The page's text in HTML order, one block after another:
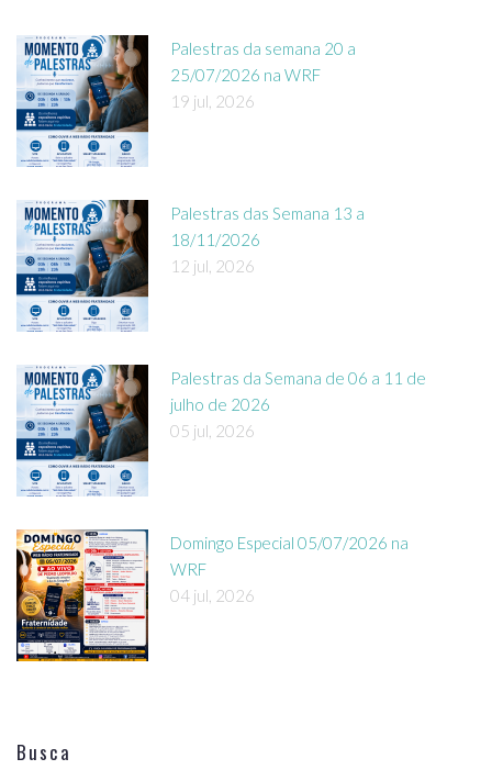
Palestras da semana 20 a
25/07/2026 na WRF
19 jul, 2026
Palestras das Semana 13 a
18/11/2026
12 jul, 2026
Palestras da Semana de 06 a 11 de
julho de 2026
05 jul, 2026
Domingo Especial 05/07/2026 na
WRF
04 jul, 2026
Busca